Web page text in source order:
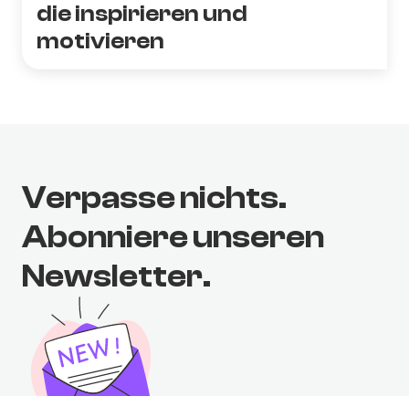
die inspirieren und
motivieren
Verpasse nichts.
Abonniere unseren
Newsletter.